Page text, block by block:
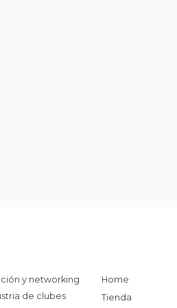
y networking
de clubes
Home
Tienda